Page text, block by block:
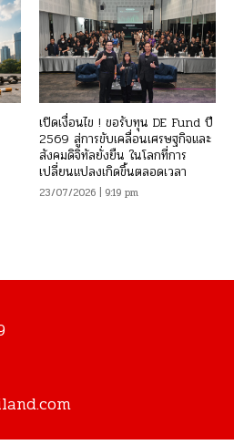
เปิดเงื่อนไข ! ขอรับทุน DE Fund ปี
2569 สู่การขับเคลื่อนเศรษฐกิจและ
สังคมดิจิทัลยั่งยืน ในโลกที่การ
เปลี่ยนแปลงเกิดขึ้นตลอดเวลา
23/07/2026 | 9:19 pm